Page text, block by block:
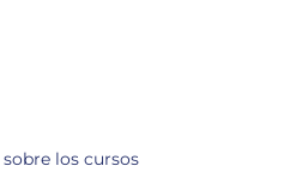
los cursos